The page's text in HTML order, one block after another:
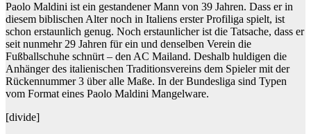
Paolo Maldini ist ein gestandener Mann von 39 Jahren. Dass er in
diesem biblischen Alter noch in Italiens erster Profiliga spielt, ist
schon erstaunlich genug. Noch erstaunlicher ist die Tatsache, dass er
seit nunmehr 29 Jahren für ein und denselben Verein die
Fußballschuhe schnürt – den AC Mailand. Deshalb huldigen die
Anhänger des italienischen Traditionsvereins dem Spieler mit der
Rückennummer 3 über alle Maße. In der Bundesliga sind Typen
vom Format eines Paolo Maldini Mangelware.
[divide]